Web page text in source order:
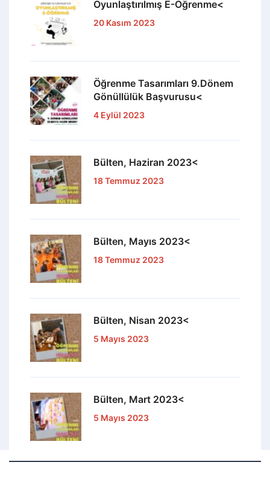
Oyunlaştırılmış E-Öğrenme<
20 Kasım 2023
Öğrenme Tasarımları 9.Dönem
Gönüllülük Başvurusu<
4 Eylül 2023
Bülten, Haziran 2023<
18 Temmuz 2023
Bülten, Mayıs 2023<
18 Temmuz 2023
Bülten, Nisan 2023<
5 Mayıs 2023
Bülten, Mart 2023<
5 Mayıs 2023